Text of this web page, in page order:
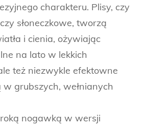
charakteru. Plisy, czy
słoneczkowe, tworzą
i cienia, ożywiając
na lato w lekkich
też niezwykle efektowne
w grubszych, wełnianych
nogawką w wersji